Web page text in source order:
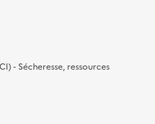
- Sécheresse, ressources